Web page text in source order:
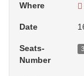
Where
Date
Seats-
Number
3